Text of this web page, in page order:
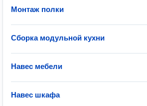
Монтаж полки
Сборка модульной кухни
Навес мебели
Навес шкафа